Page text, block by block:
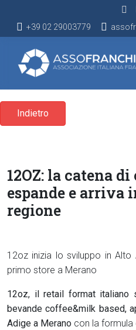
+39 02 29003779
Indietro
12OZ: la catena
espande e arriva
regione
12oz inizia lo sviluppo in Alto
primo store a Merano
12oz, il retail format italiano
bevande coffee&milk based,
Adige a Merano con la formula